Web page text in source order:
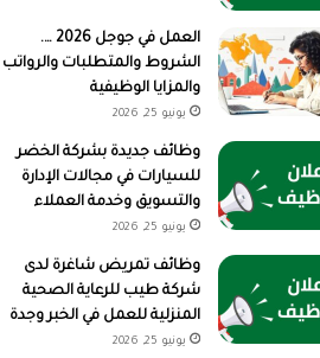
العمل في جوجل 2026 ….
الشروط والمتطلبات والرواتب
والمزايا الوظيفية
يونيو 25, 2026
وظائف جديدة بشركة الخضر
للسيارات في مجالات الإدارة
والتسويق وخدمة العملاء
يونيو 25, 2026
وظائف تمريض شاغرة لدى
شركة طيب للرعاية الصحية
المنزلية للعمل في الخبر وجدة
يونيو 25, 2026